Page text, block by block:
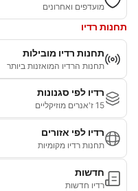
מועדפים ואחרונים
תחנות רדיו
תחנות רדיו מובילות
תחנות הרדיו המואזנות ביותר
רדיו לפי סגנונות
15 ז'אנרים מוזיקליים
רדיו לפי אזורים
תחנות רדיו מקומיות
חדשות
רדיו חדשות